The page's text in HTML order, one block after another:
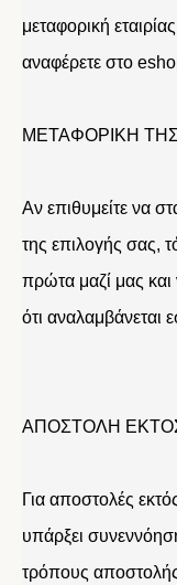
μεταφορική
αναφέρετε στο
ΜΕΤΑΦΟΡΙΚΗ
Αν επιθυμείτε να
της επιλογής σας,
πρώτα μαζί μας και
ότι αναλαμβάνεται
ΑΠΟΣΤΟΛΗ
Για αποστολές
υπάρξει
τρόπους